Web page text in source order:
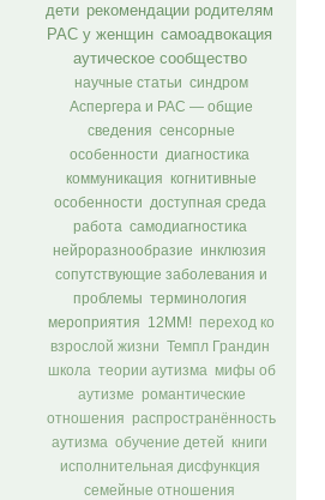
дети рекомендации родителям
РАС у женщин самоадвокация
аутическое сообщество
научные статьи синдром
Аспергера и РАС — общие
сведения сенсорные
особенности диагностика
коммуникация когнитивные
особенности доступная среда
работа самодиагностика
нейроразнообразие инклюзия
сопутствующие заболевания и
проблемы терминология
мероприятия 12ММ! переход ко
взрослой жизни
Темпл Грандин
школа теории аутизма
мифы об
аутизме
романтические
отношения
распространённость
аутизма обучение детей
книги
исполнительная дисфункция
семейные отношения